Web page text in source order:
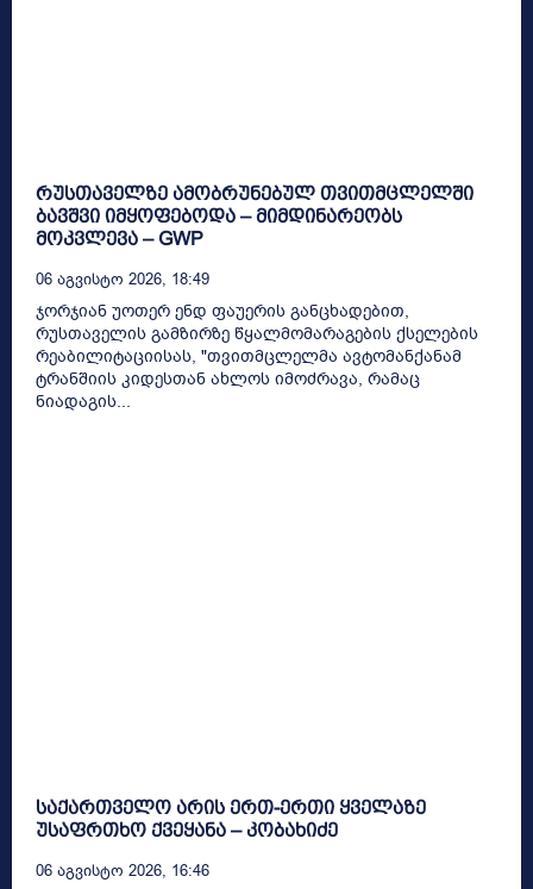
რუსთაველზე ამობრუნებულ თვითმცლელში
ბავშვი იმყოფებოდა – მიმდინარეობს
მოკვლევა – GWP
06 Აგვისტო 2026, 18:49
ჯორჯიან უოთერ ენდ ფაუერის განცხადებით,
რუსთაველის გამზირზე წყალმომარაგების ქსელების
რეაბილიტაციისას, "თვითმცლელმა ავტომანქანამ
ტრანშიის კიდესთან ახლოს იმოძრავა, რამაც
ნიადაგის...
საქართველო არის ერთ-ერთი ყველაზე
უსაფრთხო ქვეყანა – კობახიძე
06 Აგვისტო 2026, 16:46